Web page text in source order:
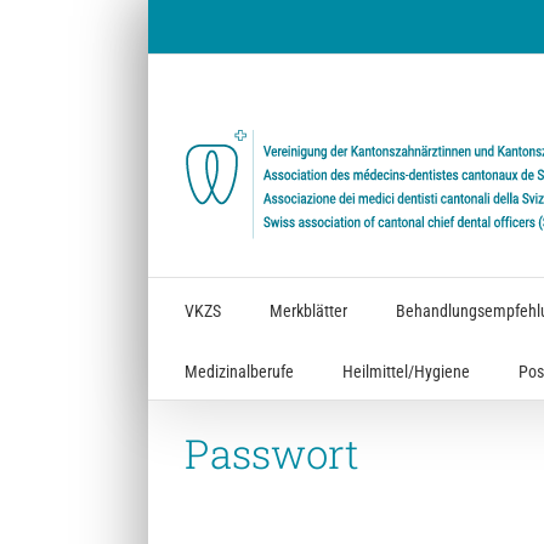
VKZS Merkblätter
Medizinalberufe Heilmittel/Hygiene
Passwort